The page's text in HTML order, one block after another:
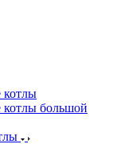
котлы
котлы большой